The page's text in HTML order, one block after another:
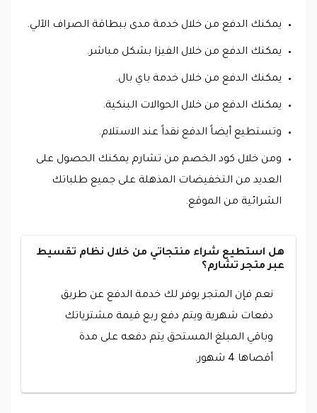
يمكنك الدفع من خلال خدمة مدى ببطاقة الصراف الآلي.
يمكنك الدفع من خلال الفيزا بشكل مباشر.
يمكنك الدفع من خلال خدمة باي بال.
يمكنك الدفع من خلال الحوالات البنكية.
وتستطيع أيضاً الدفع نقداً عند الاستلام.
ومن خلال كود الخصم من تشارم يمكنك الحصول على
العديد من التخفيضات المذهلة على جميع طلباتك
الشرائية من الموقع.
هل استطيع شراء منتجاتي من خلال نظام تقسيط
عبر متجر تشارم؟
نعم فإن المتجر يوفر لك خدمة الدفع عن طريق
دفعات شهرية ويتم دفع ربع قيمة مشترياتك
وباقي المبلغ المستحق يتم دفعه على مدة
أقصاها 4 شهور.